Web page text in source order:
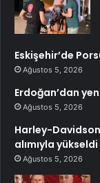
Eskişehir’de
Ağustos 5, 2026
Erdoğan’dan
Ağustos 5, 2026
Harley-
alımıyla yükseldi
Ağustos 5, 2026